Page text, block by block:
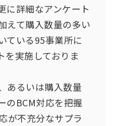
に詳細なアンケート
えて購入数量の多い
ている95事業所に
を実施しておりま
あるいは購入数量
のBCM対応を把握
が不充分なサプラ